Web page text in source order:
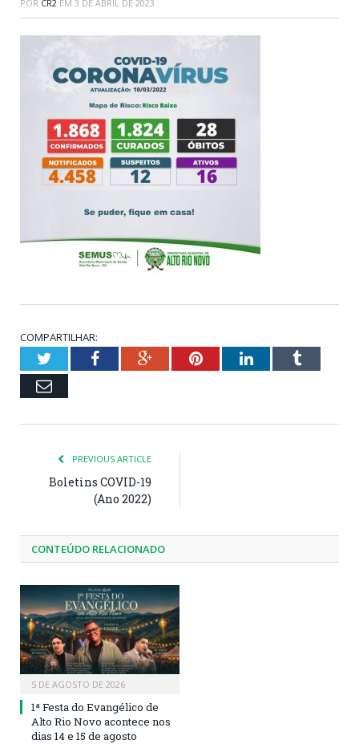
POR CR2 EM 3 DE ABRIL DE 2023
COMPARTILHAR:
TwitterFacebookGoogle+PinterestLinkedInTumblr
Email
PREVIOUS ARTICLE
Boletins COVID-19
(Ano 2022)
CONTEÚDO RELACIONADO
5 DE AGOSTO DE 2026
1ª Festa do Evangélico de
Alto Rio Novo acontece nos
dias 14 e 15 de agosto